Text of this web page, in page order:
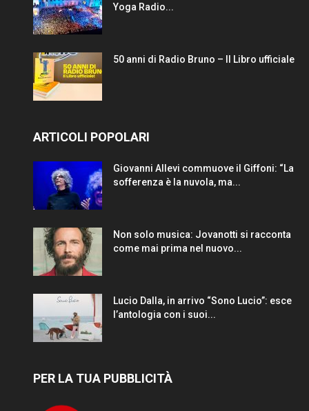
Yoga Radio...
50 anni di Radio Bruno – Il Libro ufficiale
ARTICOLI POPOLARI
Giovanni Allevi commuove il Giffoni: “La
sofferenza è la nuvola, ma...
Non solo musica: Jovanotti si racconta
come mai prima nel nuovo...
Lucio Dalla, in arrivo “Sono Lucio”: esce
l’antologia con i suoi...
PER LA TUA PUBBLICITÀ